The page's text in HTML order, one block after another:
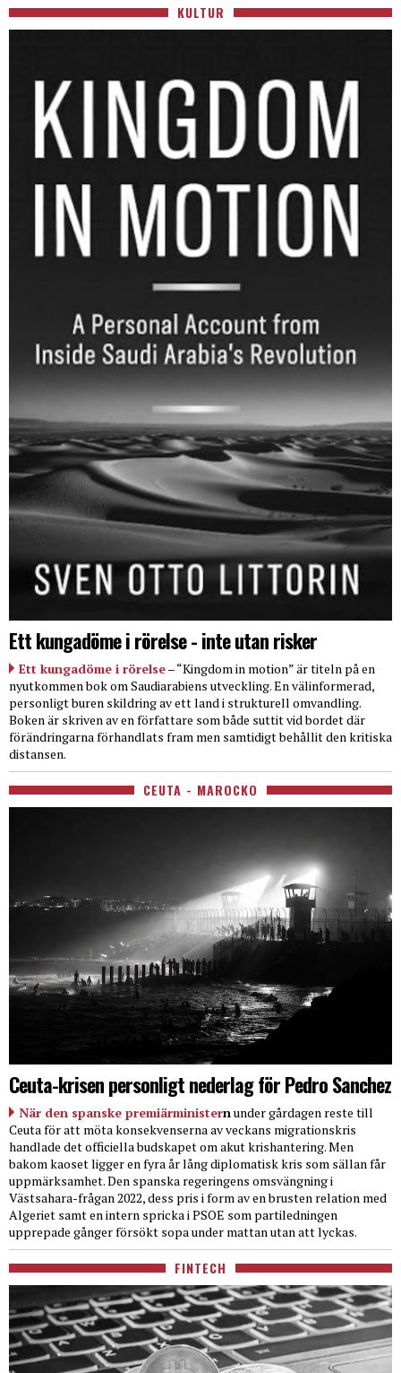
KULTUR
Ett kungadöme i rörelse - inte utan risker
Ett kungadöme i rörelse– “Kingdom in motion” är titeln på en
nyutkommen bok om Saudiarabiens utveckling. En välinformerad,
personligt buren skildring av ett land i strukturell omvandling.
Boken är skriven av en författare som både suttit vid bordet där
förändringarna förhandlats fram men samtidigt behållit den kritiska
distansen.
CEUTA - MAROCKO
Ceuta-krisen personligt nederlag för Pedro Sanchez
När den spanske premiärministernunder gårdagen reste till
Ceuta för att möta konsekvenserna av veckans migrationskris
handlade det officiella budskapet om akut krishantering. Men
bakom kaoset ligger en fyra år lång diplomatisk kris som sällan får
uppmärksamhet. Den spanska regeringens omsvängning i
Västsahara-frågan 2022, dess pris i form av en brusten relation med
Algeriet samt en intern spricka i PSOE som partiledningen
upprepade gånger försökt sopa under mattan utan att lyckas.
FINTECH